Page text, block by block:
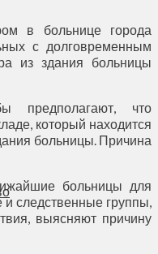
в больнице города
с долговременным
из здания больницы
предполагают, что
который находится
больницы. Причина
больницы для
следственные группы,
выясняют причину